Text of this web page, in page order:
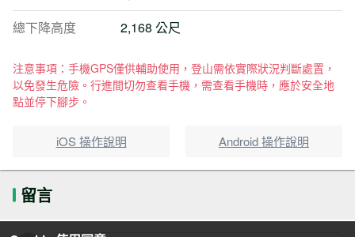
總下降高度
2,168 公尺
注意事項：手機GPS僅供輔助使用，登山需依實際狀況判斷處置，
以免發生危險。行進間切勿查看手機，需查看手機時，應於安全地
點並停下腳步。
iOS 操作說明 Android 操作說明
留言